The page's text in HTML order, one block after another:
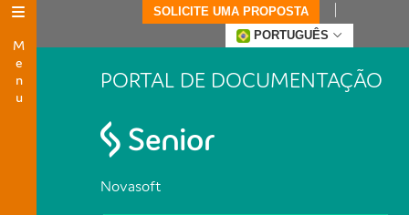
Menu
SOLICITE UMA PROPOSTA
PORTUGUÊS
PORTAL DE DOCUMENTAÇÃO
Novasoft